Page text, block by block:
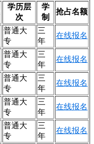
学历层
次
学
制
抢占名额
普通大
专
三
年
在线报名
普通大
专
三
年
在线报名
普通大
专
三
年
在线报名
普通大
专
三
年
在线报名
普通大
专
三
年
在线报名